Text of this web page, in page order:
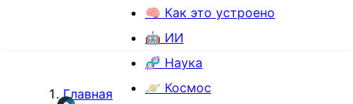
🧠 Как это устроено
🤖 ИИ
🧬 Наука
🪐 Космос
Главная